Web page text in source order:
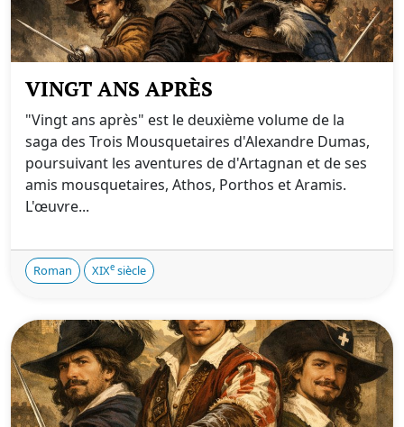
VINGT ANS APRÈS
"Vingt ans après" est le deuxième volume de la
saga des Trois Mousquetaires d'Alexandre Dumas,
poursuivant les aventures de d'Artagnan et de ses
amis mousquetaires, Athos, Porthos et Aramis.
L'œuvre...
Roman XIXe siècle